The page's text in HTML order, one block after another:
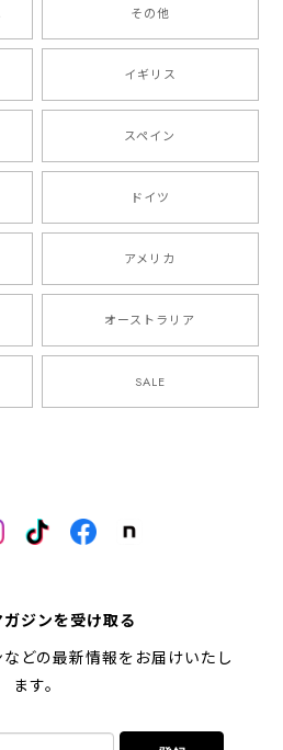
その他
イギリス
スペイン
ドイツ
アメリカ
オーストラリア
SALE
ジンを受け取る
どの最新情報をお届けいたし
ます。